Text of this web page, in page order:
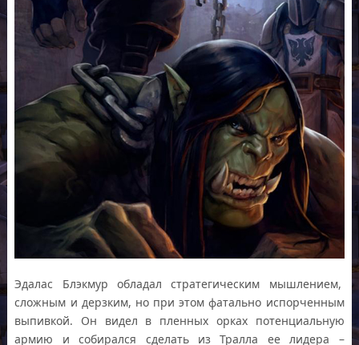
Эдалас Блэкмур обладал стратегическим мышлением,
сложным и дерзким, но при этом фатально испорченным
выпивкой. Он видел в пленных орках потенциальную
армию и собирался сделать из Тралла ее лидера –